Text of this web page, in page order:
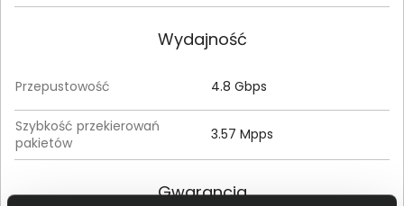
Wydajność
Przepustowość 4.8 Gbps
Szybkość przekierowań
pakietów
3.57 Mpps
Gwarancja